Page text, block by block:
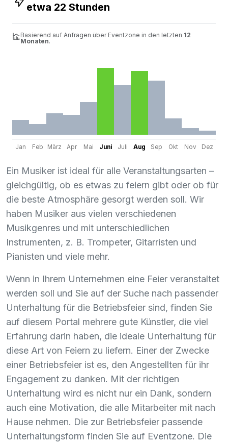
etwa 22 Stunden
Basierend auf Anfragen über Eventzone in den letzten 12
Monaten.
Jan Feb März Apr Mai Juni Juli Aug Sep Okt Nov Dez
Ein Musiker ist ideal für alle Veranstaltungsarten –
gleichgültig, ob es etwas zu feiern gibt oder ob für
die beste Atmosphäre gesorgt werden soll. Wir
haben Musiker aus vielen verschiedenen
Musikgenres und mit unterschiedlichen
Instrumenten, z. B. Trompeter, Gitarristen und
Pianisten und viele mehr.
Wenn in Ihrem Unternehmen eine Feier veranstaltet
werden soll und Sie auf der Suche nach passender
Unterhaltung für die Betriebsfeier sind, finden Sie
auf diesem Portal mehrere gute Künstler, die viel
Erfahrung darin haben, die ideale Unterhaltung für
diese Art von Feiern zu liefern. Einer der Zwecke
einer Betriebsfeier ist es, den Angestellten für ihr
Engagement zu danken. Mit der richtigen
Unterhaltung wird es nicht nur ein Dank, sondern
auch eine Motivation, die alle Mitarbeiter mit nach
Hause nehmen. Die zur Betriebsfeier passende
Unterhaltungsform finden Sie auf Eventzone. Die